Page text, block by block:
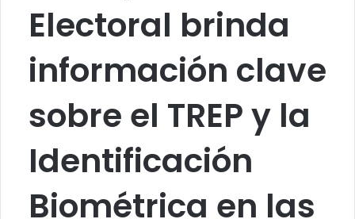
Electoral brinda
información clave
sobre el TREP y la
Identificación
Biométrica en las